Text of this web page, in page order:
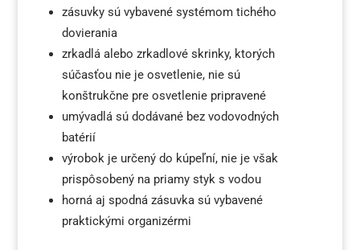
zásuvky sú vybavené systémom tichého
dovierania
zrkadlá alebo zrkadlové skrinky, ktorých
súčasťou nie je osvetlenie, nie sú
konštrukčne pre osvetlenie pripravené
umývadlá sú dodávané bez vodovodných
batérií
výrobok je určený do kúpeľní, nie je však
prispôsobený na priamy styk s vodou
horná aj spodná zásuvka sú vybavené
praktickými organizérmi